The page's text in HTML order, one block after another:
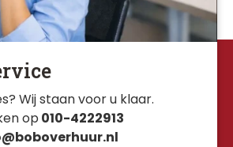
Wij staan voor u klaar.
op 010-4222913